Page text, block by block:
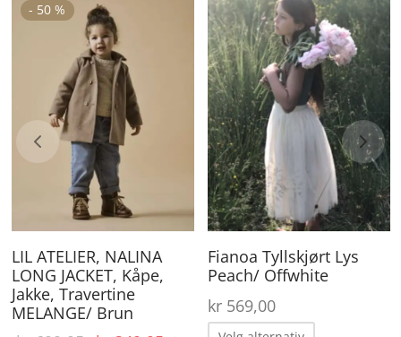
- 50 %
Dette
produktet
har
flere
varianter.
Alternativene
kan
velges
på
produktsiden
LIL ATELIER, NALINA
LONG JACKET, Kåpe,
Jakke, Travertine
MELANGE/ Brun
på
Fianoa Tyllskjørt Lys
Peach/ Offwhite
kr569,00
Dette